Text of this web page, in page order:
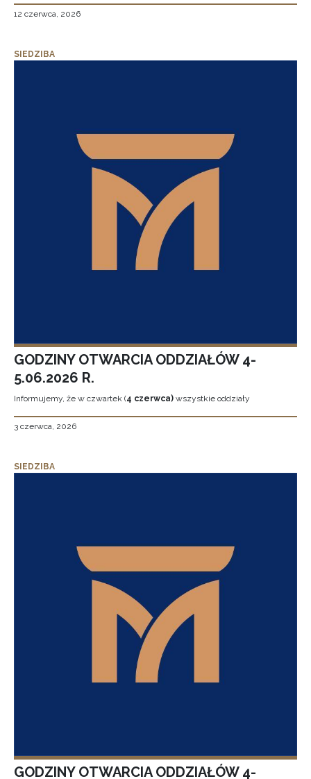
12 czerwca, 2026
SIEDZIBA
GODZINY OTWARCIA ODDZIAŁÓW 4-
5.06.2026 R.
Informujemy, że w czwartek (4 czerwca) wszystkie oddziały
3 czerwca, 2026
SIEDZIBA
GODZINY OTWARCIA ODDZIAŁÓW 4-